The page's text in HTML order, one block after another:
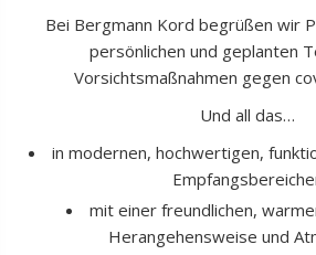
Bei Bergmann Kord begrüßen wir
persönlichen und geplanten
Vorsichtsmaßnahmen gegen
Und all das…
in modernen, hochwertigen,
mit einer freundlichen,
Herangehensweise und